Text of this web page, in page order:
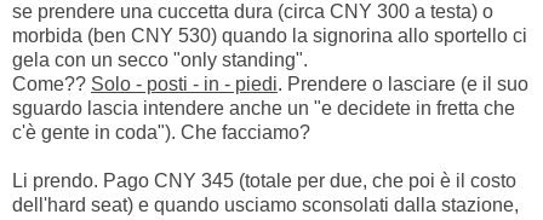
se prendere una cuccetta dura (circa CNY 300 a testa) o
morbida (ben CNY 530) quando la signorina allo sportello ci
gela con un secco "only standing".
Come?? Solo - posti - in - piedi. Prendere o lasciare (e il suo
sguardo lascia intendere anche un "e decidete in fretta che
c'è gente in coda"). Che facciamo?
Li prendo. Pago CNY 345 (totale per due, che poi è il costo
dell'hard seat) e quando usciamo sconsolati dalla stazione,